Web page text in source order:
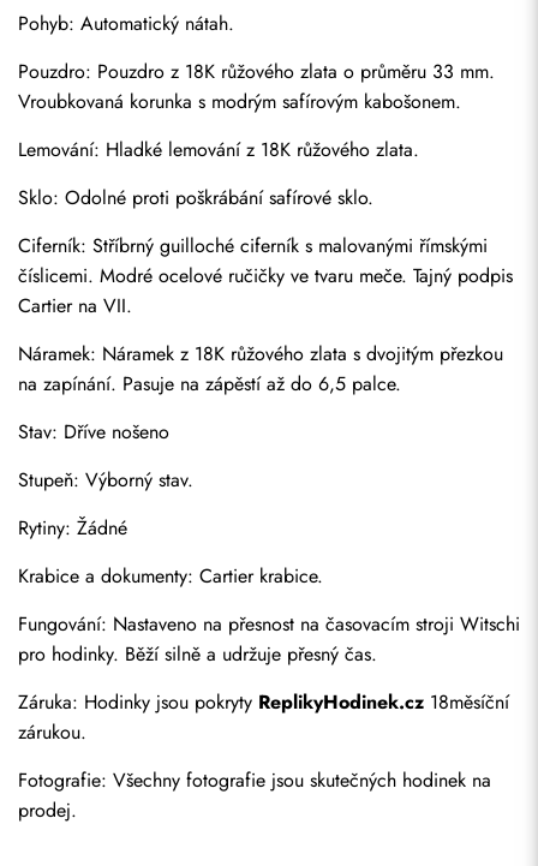
Pohyb: Automatický nátah.
Pouzdro: Pouzdro z 18K růžového zlata o průměru 33 mm.
Vroubkovaná korunka s modrým safírovým kabošonem.
Lemování: Hladké lemování z 18K růžového zlata.
Sklo: Odolné proti poškrábání safírové sklo.
Ciferník: Stříbrný guilloché ciferník s malovanými římskými
číslicemi. Modré ocelové ručičky ve tvaru meče. Tajný podpis
Cartier na VII.
Náramek: Náramek z 18K růžového zlata s dvojitým přezkou
na zapínání. Pasuje na zápěstí až do 6,5 palce.
Stav: Dříve nošeno
Stupeň: Výborný stav.
Rytiny: Žádné
Krabice a dokumenty: Cartier krabice.
Fungování: Nastaveno na přesnost na časovacím stroji Witschi
pro hodinky. Běží silně a udržuje přesný čas.
Záruka: Hodinky jsou pokryty ReplikyHodinek.cz 18měsíční
zárukou.
Fotografie: Všechny fotografie jsou skutečných hodinek na
prodej.